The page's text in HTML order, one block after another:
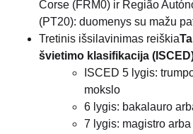
Corse (FRM0) ir Região
(PT20): duomenys su mažu
Tretinis išsilavinimas reiškia
švietimo klasifikacija
ISCED 5 lygis:
mokslo
6 lygis: bakalauro
7 lygis: magistro